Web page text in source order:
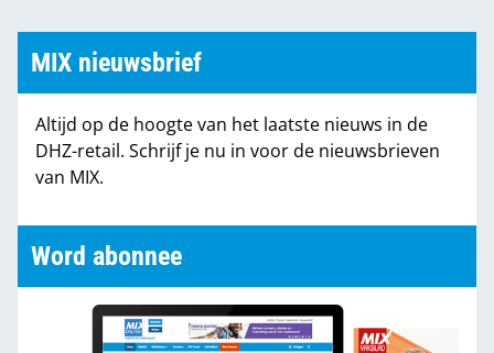
MIX nieuwsbrief
Altijd op de hoogte van het laatste nieuws in de
DHZ-retail. Schrijf je nu in voor de nieuwsbrieven
van MIX.
Word abonnee